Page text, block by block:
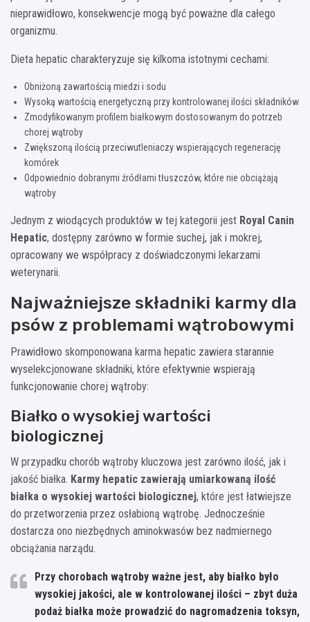
nieprawidłowo, konsekwencje mogą być poważne dla całego
organizmu.
Dieta hepatic charakteryzuje się kilkoma istotnymi cechami:
Obniżoną zawartością miedzi i sodu
Wysoką wartością energetyczną przy kontrolowanej ilości składników
Zmodyfikowanym profilem białkowym dostosowanym do potrzeb
chorej wątroby
Zwiększoną ilością przeciwutleniaczy wspierających regenerację
komórek
Odpowiednio dobranymi źródłami tłuszczów, które nie obciążają
wątroby
Jednym z wiodących produktów w tej kategorii jest Royal Canin
Hepatic, dostępny zarówno w formie suchej, jak i mokrej,
opracowany we współpracy z doświadczonymi lekarzami
weterynarii.
Najważniejsze składniki karmy dla
psów z problemami wątrobowymi
Prawidłowo skomponowana karma hepatic zawiera starannie
wyselekcjonowane składniki, które efektywnie wspierają
funkcjonowanie chorej wątroby:
Białko o wysokiej wartości
biologicznej
W przypadku chorób wątroby kluczowa jest zarówno ilość, jak i
jakość białka. Karmy hepatic zawierają umiarkowaną ilość
białka o wysokiej wartości biologicznej, które jest łatwiejsze
do przetworzenia przez osłabioną wątrobę. Jednocześnie
dostarcza ono niezbędnych aminokwasów bez nadmiernego
obciążania narządu.
Przy chorobach wątroby ważne jest, aby białko było
wysokiej jakości, ale w kontrolowanej ilości – zbyt duża
podaż białka może prowadzić do nagromadzenia toksyn,